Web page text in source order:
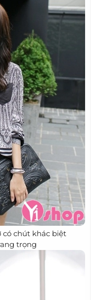
có chút khác biệt
trọng